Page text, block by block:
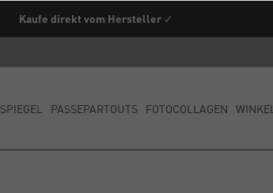
Kaufe direkt vom Hersteller ✓
SPIEGEL PASSEPARTOUTS FOTOCOLLAGEN